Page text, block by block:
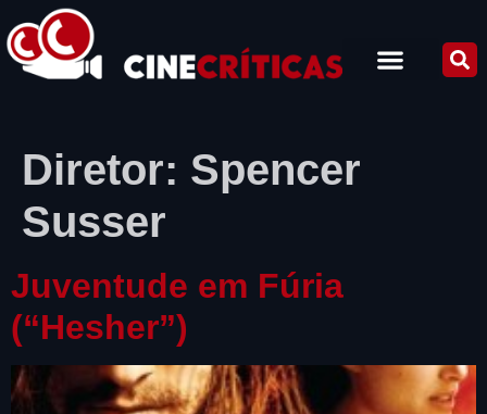
Diretor: Spencer
Susser
Juventude em Fúria
(“Hesher”)